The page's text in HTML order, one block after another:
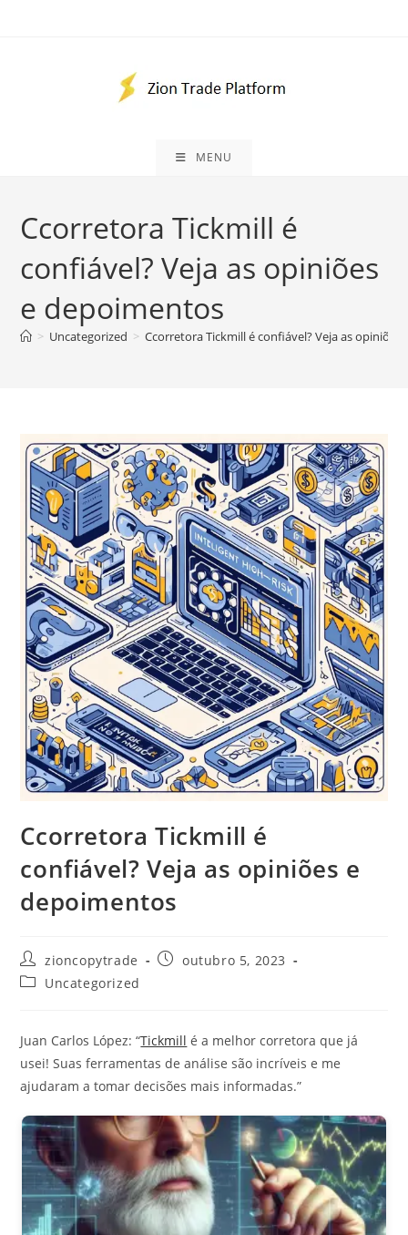
MENU
Ccorretora Tickmill é
confiável? Veja as opiniões
e depoimentos
> Uncategorized > Ccorretora Tickmill é confiável? Veja as
Ccorretora Tickmill é
confiável? Veja as opiniões e
depoimentos
Autor
do
post:
zioncopytrade
Postoutubro 5, 2023
Categoria
Uncategorized
Juan Carlos López: “Tickmill é a melhor corretora que já
usei! Suas ferramentas de análise são incríveis e me
ajudaram a tomar decisões mais informadas.”